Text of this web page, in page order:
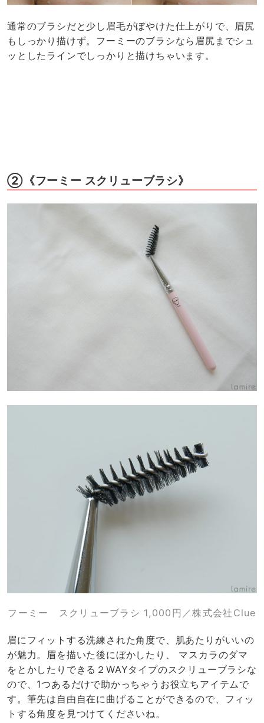
通常のブラシだと少し眉毛がぼやけた仕上がりで、眉尻
もしっかり描けず。フーミーのブラシなら眉尻までシュ
ッとしたラインでしっかりと描けちゃいます。
②《フーミー スクリューブラシ》
フーミー スクリューブラシ 1,000円／株式会社Clue
眉にフィットする洗練された角度で、肌あたりがいいの
が魅力。眉を描いた後にぼかしたり、 マスカラのダマ
をとかしたりできる２WAYタイプのスクリューブラシな
ので、1つあるだけで助かっちゃうお役立ちアイテムで
す。筆先は自由自在に曲げることができるので、フィッ
トする角度を見つけてくださいね。